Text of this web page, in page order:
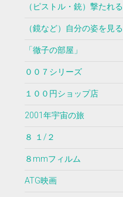
（ピストル・銃）撃たれる
（鏡など）自分の姿を見る
「徹子の部屋」
００７シリーズ
１００円ショップ店
2001年宇宙の旅
８ １/２
８mmフィルム
ATG映画